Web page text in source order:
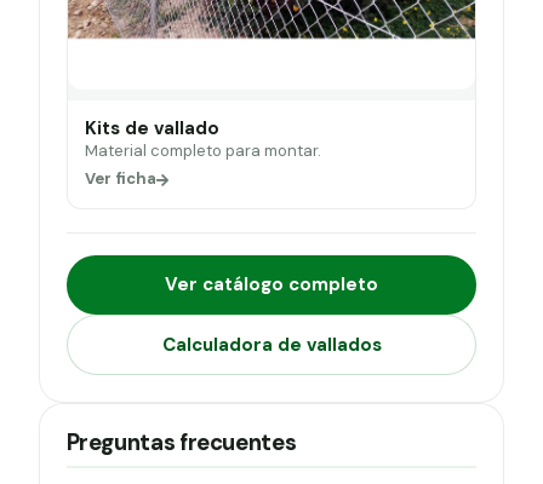
Kits de vallado
Material completo para montar.
Ver ficha
Ver catálogo completo
Calculadora de vallados
Preguntas frecuentes